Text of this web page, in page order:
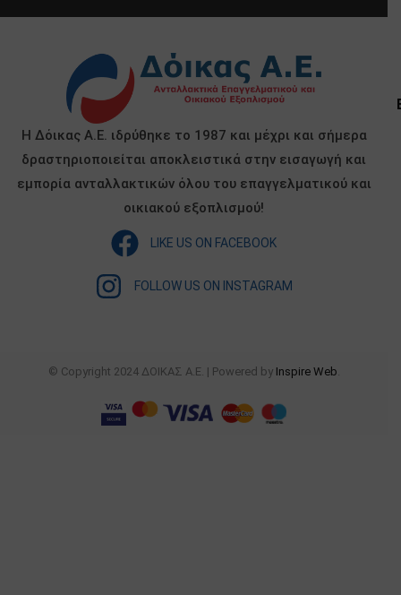
Η Δόικας Α.Ε. ιδρύθηκε το 1987 και μέχρι και σήμερα
δραστηριοποιείται αποκλειστικά στην εισαγωγή και
εμπορία ανταλλακτικών όλου του επαγγελματικού και
οικιακού εξοπλισμού!
LIKE US ON FACEBOOK
FOLLOW US ON INSTAGRAM
© Copyright 2024 ΔΟΙΚΑΣ Α.Ε. | Powered by Inspire Web.